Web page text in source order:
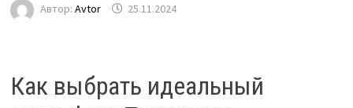
Автор: Avtor 25.11.2024
Как выбрать идеальный